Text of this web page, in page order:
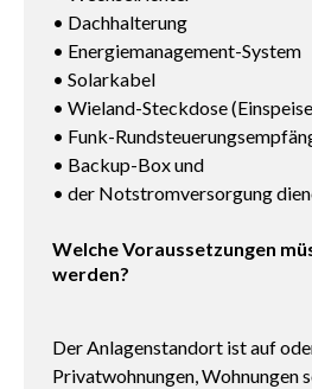
• Dachhalterung
• Energiemanagement-System
• Solarkabel
• Wieland-Steckdose
• Funk-
• Backup-Box und
• der Notstromversorgung
Welche Voraussetzungen
werden?
Der Anlagenstandort ist auf
Privatwohnungen, Wohnungen